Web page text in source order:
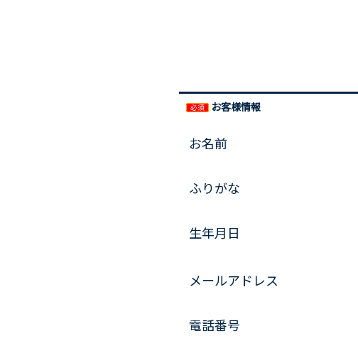
必須 お客様情報
お名前
ふりがな
生年月日
メールアドレス
電話番号